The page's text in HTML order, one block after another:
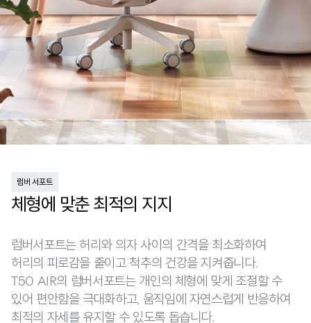
럼버 서포트
체형에 맞춘 최적의 지지
럼버서포트는 허리와 의자 사이의 간격을 최소화하여
허리의 피로감을 줄이고 척추의 건강을 지켜줍니다.
T50 AIR의 럼버서포트는 개인의 체형에 맞게 조절할 수
있어 편안함을 극대화하고, 움직임에 자연스럽게 반응하여
최적의 자세를 유지할 수 있도록 돕습니다.